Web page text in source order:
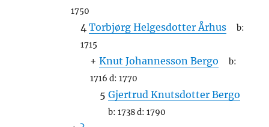
1750
4Torbjørg Helgesdotter Århus
b:
1715
+Knut Johannesson Bergo
b:
1716 d:1770
5Gjertrud Knutsdotter Bergo
b: 1738d: 1790